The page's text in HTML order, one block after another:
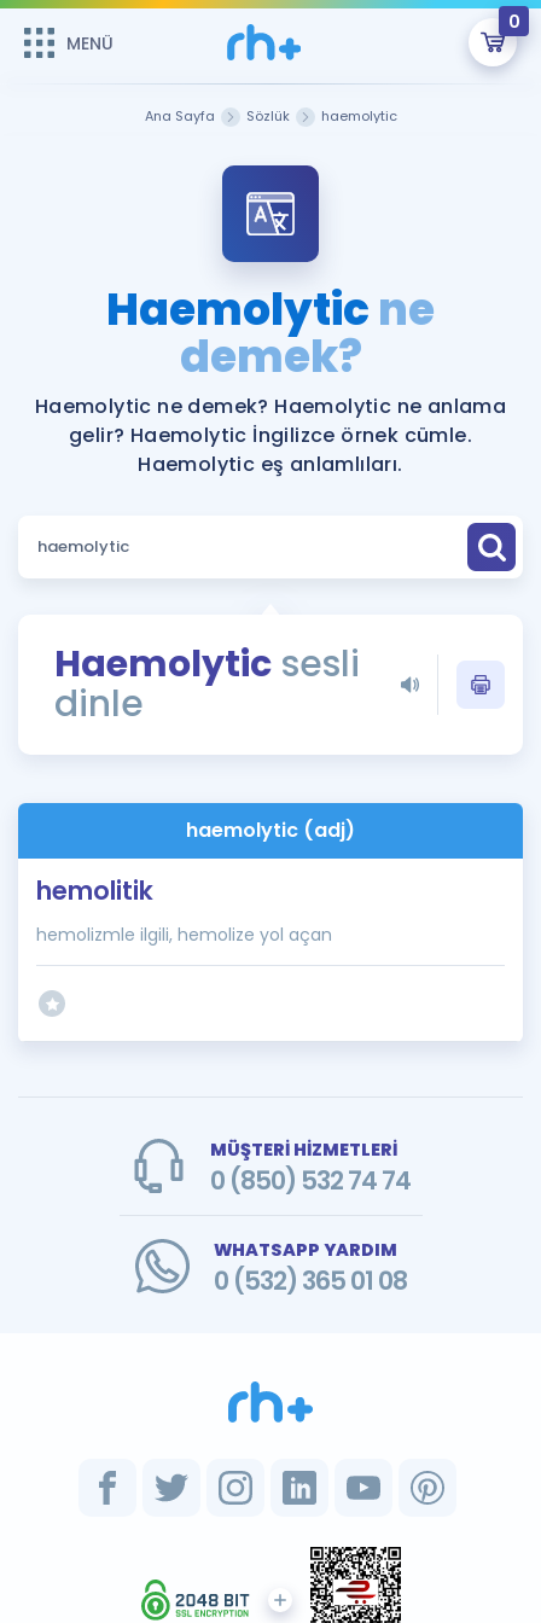
MENÜ
0
Şifremi Hatırlamıyorum
Sepetin Şu An Boş.
Remzi Hoca ile seni sınava hazırlayacak onlarca eğitim seni
bekliyor!
MENÜ
Katılımcı Görüşleri
Faydalı Araçlar
Ücretsiz Kaynaklar
Puan Hesaplama
ÖSYM Sınav Takvimi
Kampanyalar
İngilizce Gramer
İngilizce Gramer
Ana Sayfa Sözlük haemolytic
Haemolyticne
demek?
Haemolytic ne demek? Haemolytic ne anlama
gelir? Haemolytic İngilizce örnek cümle.
Haemolytic eş anlamlıları.
Haemolytic sesli
dinle
haemolytic (adj)
hemolitik
hemolizmle ilgili, hemolize yol açan
MÜŞTERİ HİZMETLERİ
0 (850) 532 74 74
WHATSAPP YARDIM
0 (532) 365 01 08